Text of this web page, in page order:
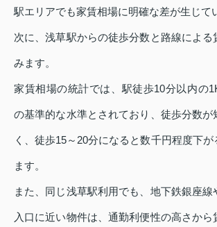
駅エリアでも家賃相場に明確な差が生じて
次に、浅草駅からの徒歩分数と路線による
みます。
家賃相場の統計では、駅徒歩10分以内の
の基準的な水準とされており、徒歩分数が
く、徒歩15～20分になると数千円程度下が
ます。
また、同じ浅草駅利用でも、地下鉄銀座線
入口に近い物件は、通勤利便性の高さか